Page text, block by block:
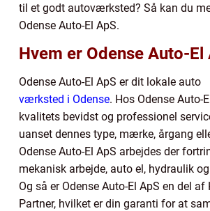
til et godt autoværksted? Så kan du
Odense Auto-El ApS.
Hvem er Odense Auto-El
Odense Auto-El ApS er dit lokale auto
værksted i Odense. Hos Odense Auto-
kvalitets bevidst og professionel
uanset dennes type, mærke, årgang
Odense Auto-El ApS arbejdes der
mekanisk arbejde, auto el, hydraulik
Og så er Odense Auto-El ApS en del af
Partner, hvilket er din garanti for at